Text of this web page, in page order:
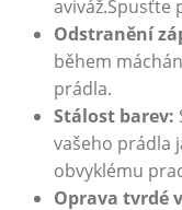
aviváž.Spusťte
Odstranění
během
prádla.
Stálost barev:
vašeho prádla
obvyklému
Oprava tvrdé